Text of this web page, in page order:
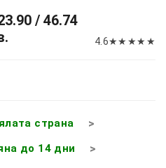
/ 46.74
4.6★★ ★★ ★
страна
до 14 дни